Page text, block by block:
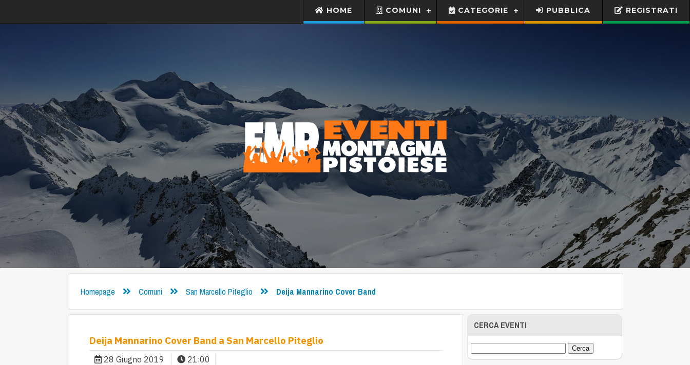
HOME COMUNI CATEGORIE PUBBLICA REGISTRATI
Homepage Comuni San Marcello Piteglio Deija Mannarino Cover Band
Deija Mannarino Cover Band a San Marcello Piteglio
28 Giugno 2019 21:00
CERCA EVENTI